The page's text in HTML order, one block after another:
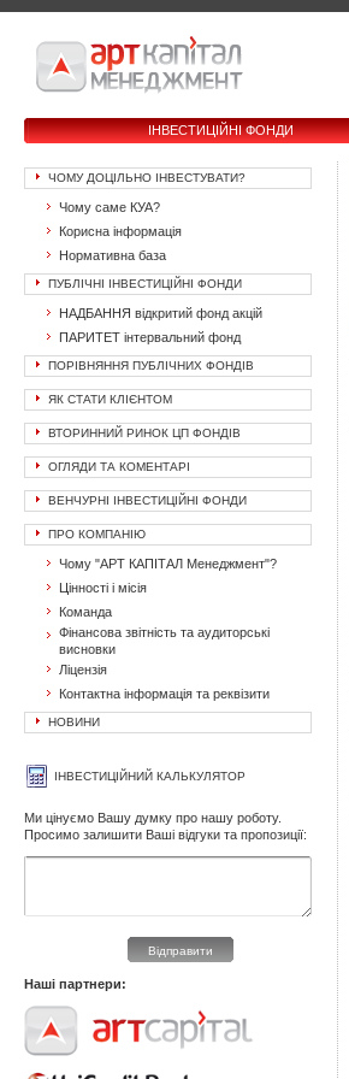
ІНВЕСТИЦІЙНІ ФОНДИ
ЧОМУ ДОЦІЛЬНО ІНВЕСТУВАТИ?
Чому саме КУА?
Корисна інформація
Нормативна база
ПУБЛІЧНІ ІНВЕСТИЦІЙНІ ФОНДИ
НАДБАННЯ відкритий фонд акцій
ПАРИТЕТ інтервальний фонд
ПОРІВНЯННЯ ПУБЛІЧНИХ ФОНДІВ
ЯК СТАТИ КЛІЄНТОМ
ВТОРИННИЙ РИНОК ЦП ФОНДІВ
ОГЛЯДИ ТА КОМЕНТАРІ
ВЕНЧУРНІ ІНВЕСТИЦІЙНІ ФОНДИ
ПРО КОМПАНІЮ
Чому "АРТ КАПІТАЛ Менеджмент"?
Цінності і місія
Команда
Фінансова звітність та аудиторські
висновки
Ліцензія
Контактна інформація та реквізити
НОВИНИ
ІНВЕСТИЦІЙНИЙ КАЛЬКУЛЯТОР
Ми цінуємо Вашу думку про нашу роботу.
Просимо залишити Ваші відгуки та пропозиції:
Відправити
Наші партнери: